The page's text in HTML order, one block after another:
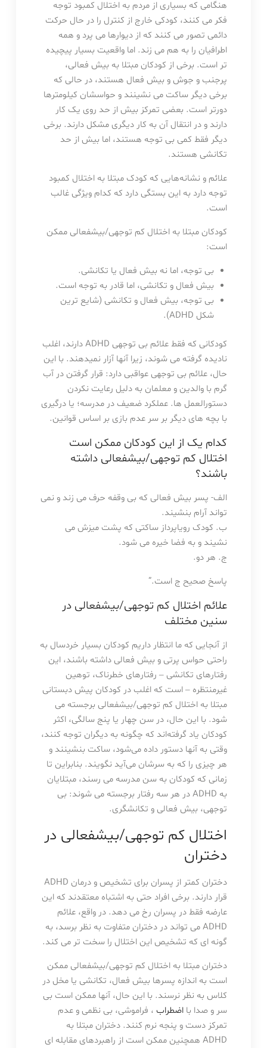
هنگامی که بسیاری از مردم به اختلال کمبود توجه
فکر می کنند، کودکی خارج از کنترل را در حال حرکت
دائمی تصور می کنند که از دیوارها می پرد و همه
اطرافیان را به هم می زند. اما واقعیت بسیار پیچیده
تر است. برخی از کودکان مبتلا به بیش فعالی،
پرجنب و جوش و بیش فعال هستند، در حالی که
برخی دیگر ساکت می نشینند و حواسشان کیلومترها
دورتر است. بعضی تمرکز بیش از حد روی یک کار
دارند و در انتقال آن به کار دیگری مشکل دارند. برخی
دیگر فقط کمی بی توجه هستند، اما بیش از حد
تکانشی هستند.
علائم و نشانه‌هایی که کودک مبتلا به اختلال کمبود
توجه دارد به این بستگی دارد که کدام ویژگی غالب
است.
کودکان مبتلا به اختلال کم توجهی/بیشفعالی ممکن
است:
بی توجه، اما نه بیش فعال یا تکانشی.
بیش فعال و تکانشی، اما قادر به توجه است.
بی توجه، بیش فعال و تکانشی (شایع ترین
شکل ADHD).
کودکانی که فقط علائم بی توجهی ADHD دارند، اغلب
نادیده گرفته می شوند، زیرا آنها آزار نمیدهند. با این
حال، علائم بی توجهی عواقبی دارد: قرار گرفتن در آب
گرم با والدین و معلمان به دلیل رعایت نکردن
دستورالعمل ها. عملکرد ضعیف در مدرسه؛ یا درگیری
با بچه های دیگر بر سر عدم بازی بر اساس قوانین.
کدام یک از این کودکان ممکن است
اختلال کم توجهی/بیشفعالی داشته
باشند؟
الف- پسر بیش فعالی که بی وقفه حرف می زند و نمی
تواند آرام بنشیند.
ب. کودک رویاپرداز ساکتی که پشت میزش می
نشیند و به فضا خیره می شود.
ج. هر دو.
پاسخ صحیح ج است.”
علائم اختلال کم توجهی/بیشفعالی در
سنین مختلف
از آنجایی که ما انتظار داریم کودکان بسیار خردسال به
راحتی حواس پرتی و بیش فعالی داشته باشند، این
رفتارهای تکانشی – رفتارهای خطرناک، توهین
غیرمنتظره – است که اغلب در کودکان پیش دبستانی
مبتلا به اختلال کم توجهی/بیشفعالی برجسته می
شود. با این حال، در سن چهار یا پنج سالگی، اکثر
کودکان یاد گرفته‌اند که چگونه به دیگران توجه کنند،
وقتی به آنها دستور داده می‌شود، ساکت بنشینند و
هر چیزی را که به سرشان می‌آید نگویند. بنابراین تا
زمانی که کودکان به سن مدرسه می رسند، مبتلایان
به ADHD در هر سه رفتار برجسته می شوند: بی
توجهی، بیش فعالی و تکانشگری.
اختلال کم توجهی/بیشفعالی در
دختران
دختران کمتر از پسران برای تشخیص و درمان ADHD
قرار دارند. برخی افراد حتی به اشتباه معتقدند که این
عارضه فقط در پسران رخ می دهد. در واقع، علائم
ADHD می تواند در دختران متفاوت به نظر برسد، به
گونه ای که تشخیص این اختلال را سخت تر می کند.
دختران مبتلا به اختلال کم توجهی/بیشفعالی ممکن
است به اندازه پسرها بیش فعال، تکانشی یا مخل در
کلاس به نظر نرسند. با این حال، آنها ممکن است بی
سر و صدا با اضطراب، فراموشی، بی نظمی و عدم
تمرکز دست و پنجه نرم کنند. دختران مبتلا به
ADHD همچنین ممکن است از راهبردهای مقابله ای